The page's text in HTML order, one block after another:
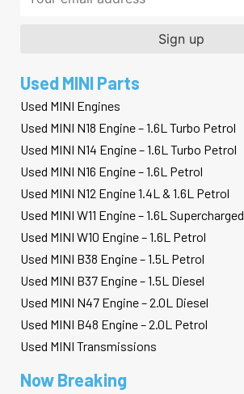
Now Breaking
Used MINI Parts
Used MINI Engines
Used MINI N18 Engine – 1.6L Turbo Petrol
Used MINI N14 Engine – 1.6L Turbo Petrol
Used MINI N16 Engine – 1.6L Petrol
Used MINI N12 Engine 1.4L & 1.6L Petrol
Used MINI W11 Engine – 1.6L Supercharged
Used MINI W10 Engine – 1.6L Petrol
Used MINI B38 Engine – 1.5L Petrol
Used MINI B37 Engine – 1.5L Diesel
Used MINI N47 Engine – 2.0L Diesel
Used MINI B48 Engine – 2.0L Petrol
Used MINI Transmissions